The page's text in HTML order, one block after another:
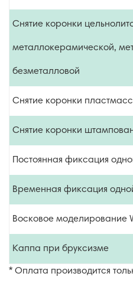
Снятие коронки
металлокерамической,
безметалловой
Снятие коронки
Снятие коронки
Постоянная фиксация
Временная фиксация
Восковое моделирование
Каппа при бруксизме
* Оплата производится